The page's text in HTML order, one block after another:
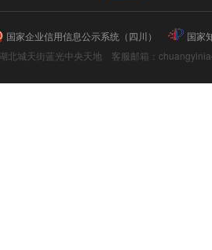
国家企业信用信息公示系统（四川）
国家
北城天街蓝光中央天地 客服邮箱：